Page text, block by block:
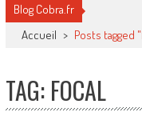
Blog Cobra.fr
Accueil > Posts tagged
TAG: FOCAL